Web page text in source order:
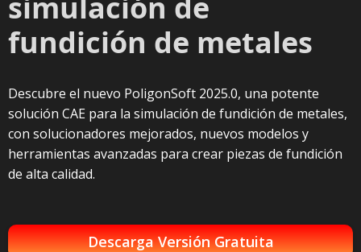
fundición de metales
Descubre el nuevo PoligonSoft 2025.0, una potente
solución CAE para la simulación de fundición de metales,
con solucionadores mejorados, nuevos modelos y
herramientas avanzadas para crear piezas de fundición
de alta calidad.
Descarga Versión Gratuita